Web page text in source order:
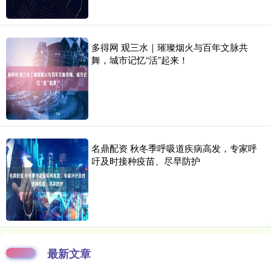
多得网 观三水｜璀璨烟火与百年文脉共
舞，城市记忆“活”起来！
名鼎配资 秋冬季呼吸道疾病高发，专家呼
吁及时接种疫苗、尽早防护
最新文章